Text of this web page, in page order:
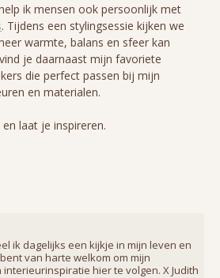
ik mensen ook persoonlijk met
. Tijdens een stylingsessie kijken we
warmte, balans en sfeer kan
je daarnaast mijn favoriete
die perfect passen bij mijn
en materialen.
laat je inspireren.
ik dagelijks een kijkje in mijn leven en
van harte welkom om mijn
hier te volgen. X Judith